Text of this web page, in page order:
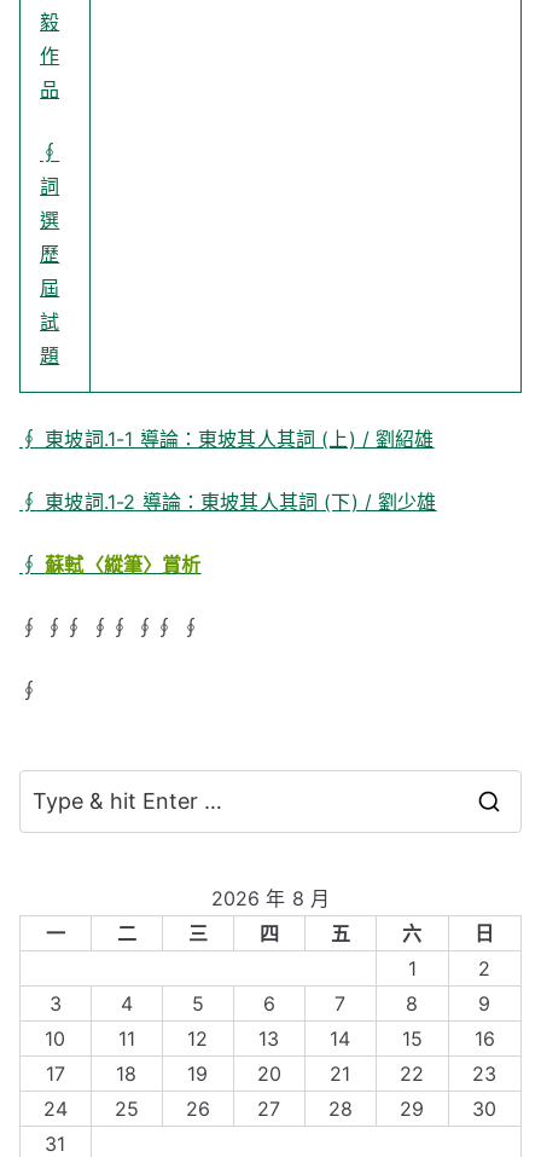
毅
作
品
∮
詞
選
歷
屆
試
題
∮ 東坡詞.1-1 導論：東坡其人其詞 (上) / 劉紹雄
∮ 東坡詞.1-2 導論：東坡其人其詞 (下) / 劉少雄
∮蘇軾〈縱筆〉賞析
∮ ∮∮ ∮∮ ∮∮ ∮
∮
r
c
h
f
o
r
:
2026 年 8 月
一
二 三 四 五 六
日
1
2
3
4 5 6 7 8
9
10
11 12 13 14 15
16
17
18 19 20 21 22
23
24
25 26 27 28 29
30
31